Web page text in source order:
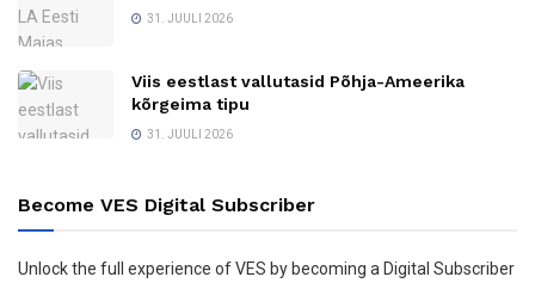
31. JUULI 2026
Viis eestlast vallutasid Põhja-Ameerika
kõrgeima tipu
31. JUULI 2026
Become VES Digital Subscriber
Unlock the full experience of VES by becoming a Digital Subscriber